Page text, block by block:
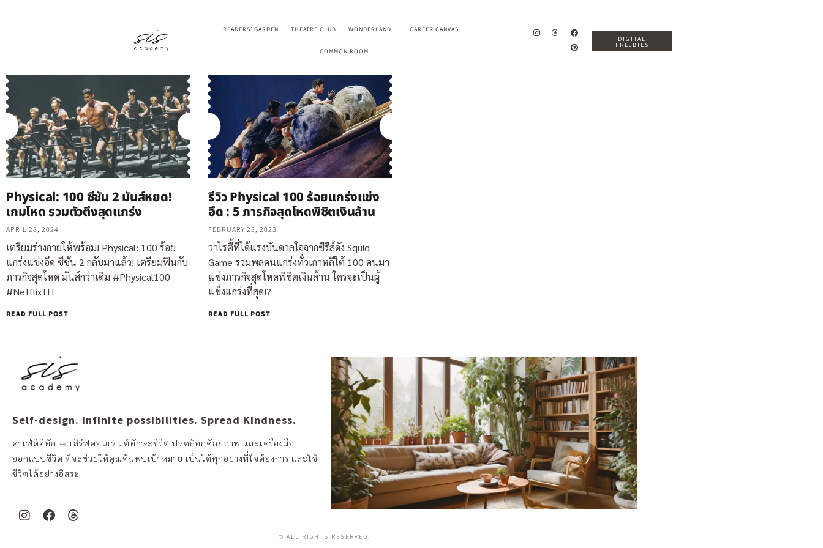
READERS’ GARDEN THEATRE CLUB WONDERLAND CAREER CANVAS
COMMON ROOM
DIGITAL
FREEBIES
Physical: 100 ซีซัน 2 มันส์หยด!
เกมโหด รวมตัวตึงสุดแกร่ง
APRIL 28, 2024
เตรียมร่างกายให้พร้อม! Physical: 100 ร้อย
แกร่งแข่งอึด ซีซัน 2 กลับมาแล้ว! เตรียมฟินกับ
ภารกิจสุดโหด มันส์กว่าเดิม #Physical100
#NetflixTH
READ FULL POST
รีวิว Physical 100 ร้อยแกร่งแข่ง
อึด : 5 ภารกิจสุดโหดพิชิตเงินล้าน
FEBRUARY 23, 2023
วาไรตี้ที่ได้แรงบันดาลใจจากซีรีส์ดัง Squid
Game รวมพลคนแกร่งทั่วเกาหลีใต้ 100 คนมา
แข่งภารกิจสุดโหดพิชิตเงินล้าน ใครจะเป็นผู้
แข็งแกร่งที่สุด!?
READ FULL POST
Self-design. Infinite possibilities. Spread Kindness.
คาเฟ่ดิจิทัล ☕︎ เสิร์ฟคอนเทนต์ทักษะชีวิต ปลดล็อกศักยภาพ และเครื่องมือ
ออกแบบชีวิต ที่จะช่วยให้คุณค้นพบเป้าหมาย เป็นได้ทุกอย่างที่ใจต้องการ และใช้
ชีวิตได้อย่างอิสระ
© ALL RIGHTS RESERVED.